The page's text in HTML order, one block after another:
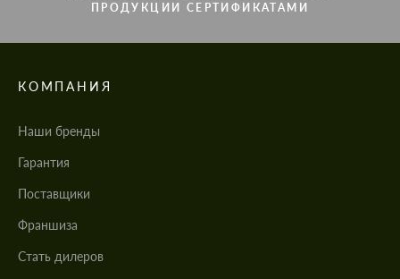
ПРОДУКЦИИ СЕРТИФИКАТАМИ
КОМПАНИЯ
Наши бренды
Гарантия
Поставщики
Франшиза
Стать дилеров